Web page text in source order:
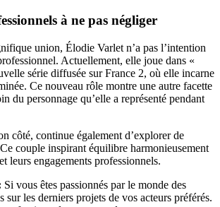
à ne pas négliger
union, Élodie Varlet n’a pas l’intention
Actuellement, elle joue dans «
série diffusée sur France 2, où elle incarne
Ce nouveau rôle montre une autre facette
du personnage qu’elle a représenté pendant
côté, continue également d’explorer de
couple inspirant équilibre harmonieusement
leurs engagements professionnels.
Si vous êtes passionnés par le monde des
sur les derniers projets de vos acteurs préférés.